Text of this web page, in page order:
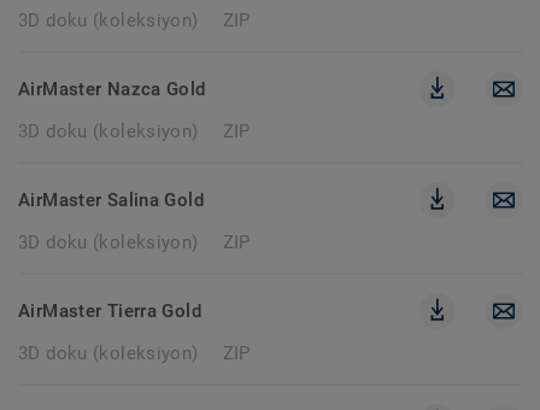
3D doku (koleksiyon)
ZIP
AirMaster Nazca Gold
3D doku (koleksiyon)
ZIP
AirMaster Salina Gold
3D doku (koleksiyon)
ZIP
AirMaster Tierra Gold
3D doku (koleksiyon)
ZIP